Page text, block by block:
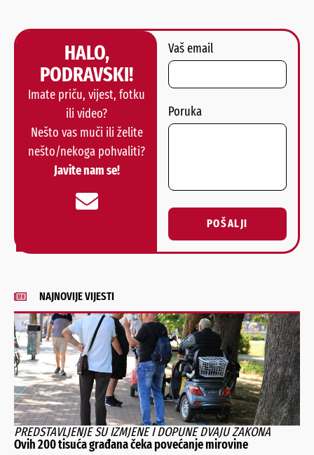
HALO,
PODRAVSKI!
Imate priču, vijest, fotku
ili video?
Nešto vas muči ili želite
nešto/nekoga pohvaliti?
Javite nam se!
Vaš email
Poruka
POŠALJI
Alternative:
NAJNOVIJE VIJESTI
PREDSTAVLJENJE SU IZMJENE I DOPUNE DVAJU ZAKONA
Ovih 200 tisuća građana čeka povećanje mirovine